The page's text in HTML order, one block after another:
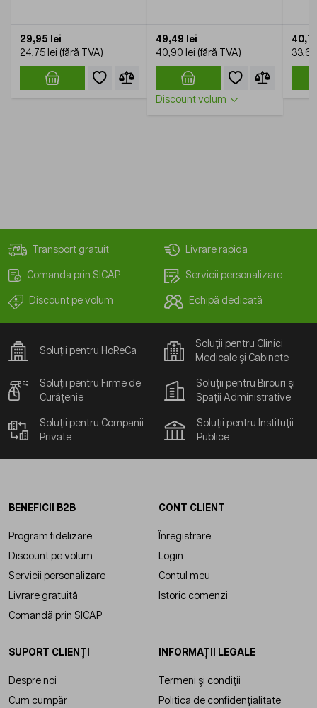
29,95 lei
24,75 lei
49,49 lei
40,90 lei
Discount volum
Transport gratuit Livrare rapida
Comanda prin SICAP Servicii personalizare
Discount pe volum Echipă dedicată
Soluții pentru HoReCa
Soluții pentru Clinici
Medicale și Cabinete
Soluții pentru Firme de
Curățenie
Soluții pentru Birouri și
Spații Administrative
Soluții pentru Companii
Private
Soluții pentru Instituții
Publice
BENEFICII B2B
Program fidelizare
Discount pe volum
Servicii personalizare
Livrare gratuită
Comandă prin SICAP
CONT CLIENT
Înregistrare
Login
Contul meu
Istoric comenzi
SUPORT CLIENȚI
Despre noi
Cum cumpăr
INFORMAȚII LEGALE
Termeni și condiții
Politica de confidențialitate